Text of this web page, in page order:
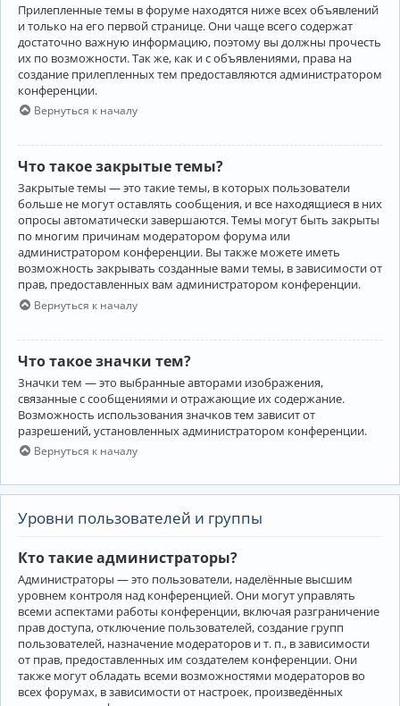
Прилепленные темы в форуме находятся ниже всех объявлений
и только на его первой странице. Они чаще всего содержат
достаточно важную информацию, поэтому вы должны прочесть
их по возможности. Так же, как и с объявлениями, права на
создание прилепленных тем предоставляются администратором
конференции.
Вернуться к началу
Что такое закрытые темы?
Закрытые темы — это такие темы, в которых пользователи
больше не могут оставлять сообщения, и все находящиеся в них
опросы автоматически завершаются. Темы могут быть закрыты
по многим причинам модератором форума или
администратором конференции. Вы также можете иметь
возможность закрывать созданные вами темы, в зависимости от
прав, предоставленных вам администратором конференции.
Вернуться к началу
Что такое значки тем?
Значки тем — это выбранные авторами изображения,
связанные с сообщениями и отражающие их содержание.
Возможность использования значков тем зависит от
разрешений, установленных администратором конференции.
Вернуться к началу
Уровни пользователей и группы
Кто такие администраторы?
Администраторы — это пользователи, наделённые высшим
уровнем контроля над конференцией. Они могут управлять
всеми аспектами работы конференции, включая разграничение
прав доступа, отключение пользователей, создание групп
пользователей, назначение модераторов и т. п., в зависимости
от прав, предоставленных им создателем конференции. Они
также могут обладать всеми возможностями модераторов во
всех форумах, в зависимости от настроек, произведённых